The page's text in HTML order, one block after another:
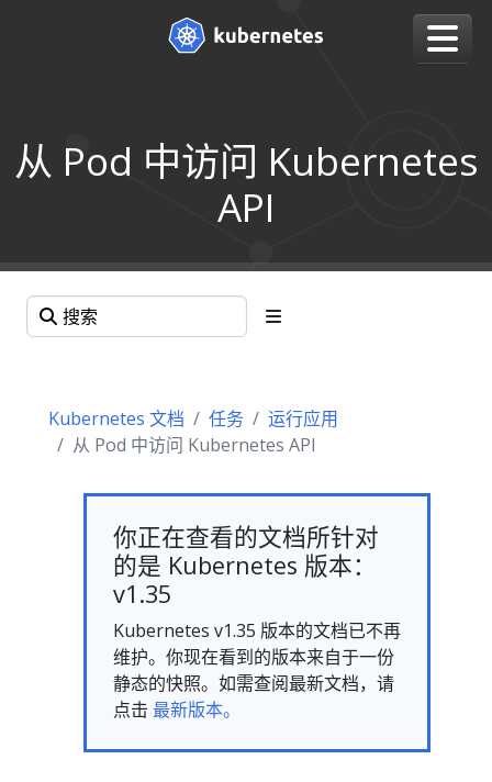
从 Pod 中访问 Kubernetes
API
Kubernetes 文档 任务
运行应用
从 Pod 中访问 Kubernetes API
你正在查看的文档所针对
的是 Kubernetes 版本：
v1.35
Kubernetes v1.35 版本的文档已不再
维护。你现在看到的版本来自于一份
静态的快照。如需查阅最新文档，请
点击 最新版本。